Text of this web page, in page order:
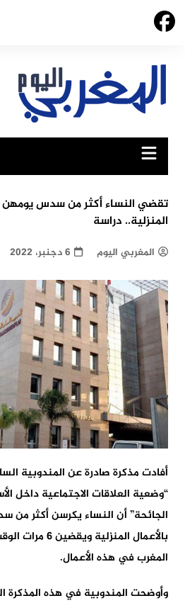
Skip
تقضي النساء أكثر من سدس يومهن
المنزلية.. دراسة
المغربي اليوم 6 دجنبر، 2022
أفادت مذكرة صادرة عن المندوبية
“وضعية العلاقات الاجتماعية داخل
الجائحة” أن النساء يكرسن أكثر من
بالأعمال
المغرب في هذه الأعمال.
وأوضحت المندوبية في هذه المذكرة